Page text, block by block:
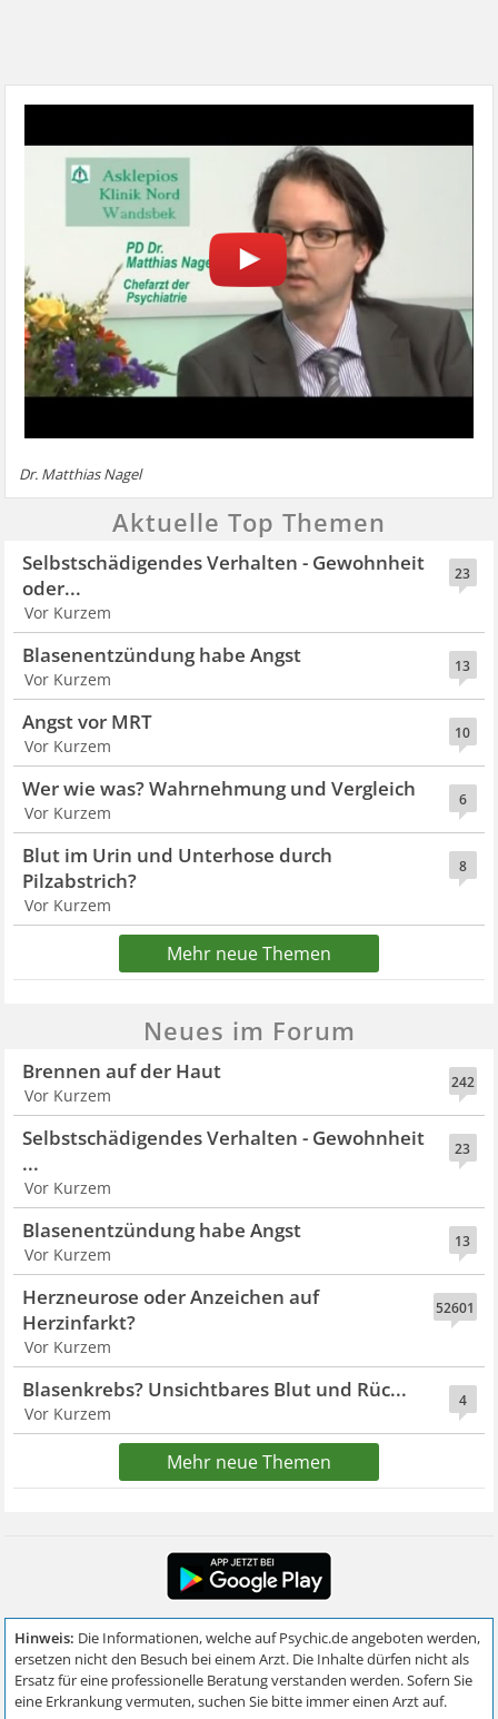
Dr. Matthias Nagel
Aktuelle Top Themen
23
Selbstschädigendes Verhalten - Gewohnheit
oder...
Vor Kurzem
13
Blasenentzündung habe Angst
Vor Kurzem
10
Angst vor MRT
Vor Kurzem
6
Wer wie was? Wahrnehmung und Vergleich
Vor Kurzem
8
Blut im Urin und Unterhose durch
Pilzabstrich?
Vor Kurzem
Mehr neue Themen
Neues im Forum
242
Brennen auf der Haut
Vor Kurzem
23
Selbstschädigendes Verhalten - Gewohnheit
...
Vor Kurzem
13
Blasenentzündung habe Angst
Vor Kurzem
52601
Herzneurose oder Anzeichen auf
Herzinfarkt?
Vor Kurzem
4
Blasenkrebs? Unsichtbares Blut und Rüc...
Vor Kurzem
Mehr neue Themen